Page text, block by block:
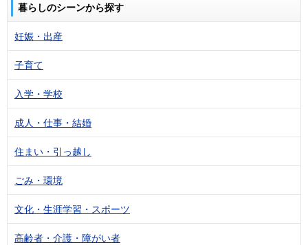
暮らしのシーンから探す
妊娠・出産
子育て
入学・学校
成人・仕事・結婚
住まい・引っ越し
ごみ・環境
文化・生涯学習・スポーツ
高齢者・介護・障がい者